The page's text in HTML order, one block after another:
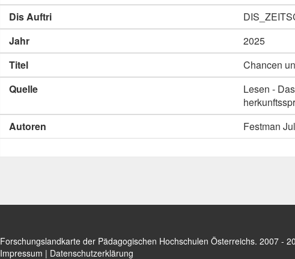
Dis Auftri
Jahr
2025
Titel
Chancen
Quelle
Lesen -
Autoren
Festman
Forschungslandkarte der Pädagogischen Hochschulen Österreichs. 2007 -
Impressum | Datenschutzerklärung